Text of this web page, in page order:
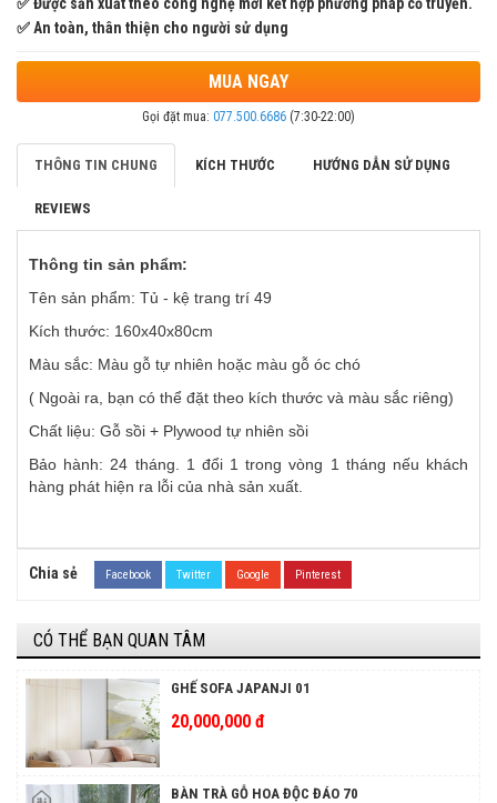
✅ An toàn, thân thiện cho người sử dụng
MUA NGAY
Gọi đặt mua: 077.500.6686 (7:30-22:00)
THÔNG TIN CHUNG KÍCH THƯỚC HƯỚNG DẪN SỬ DỤNG
REVIEWS
Thông tin sản phẩm:
Tên sản phẩm: Tủ - kệ trang trí 49
Kích thước: 160x40x80cm
Màu sắc: Màu gỗ tự nhiên hoặc màu gỗ óc chó
( Ngoài ra, bạn có thể đặt theo kích thước và màu sắc riêng)
Chất liệu: Gỗ sồi + Plywood tự nhiên sồi
Bảo hành: 24 tháng. 1 đổi 1 trong vòng 1 tháng nếu khách
hàng phát hiện ra lỗi của nhà sản xuất.
Chia sẻ Facebook Twitter Google Pinterest
CÓ THỂ BẠN QUAN TÂM
GHẾ SOFA JAPANJI 01
20,000,000 đ
BÀN TRÀ GỖ HOA ĐỘC ĐÁO 70